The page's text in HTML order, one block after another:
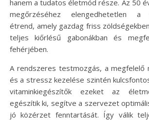
hanem a tudatos életmód része. Az 50
megőrzéséhez elengedhetetlen a
étrend, amely gazdag friss
teljes kiőrlésű gabonákban és
fehérjében.
A rendszeres testmozgás, a megfelelő
és a stressz kezelése szintén
vitaminkiegészítők ezeket az
egészítik ki, segítve a szervezet
jó közérzet fenntartását. Így válik